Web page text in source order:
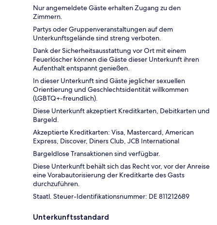
Nur angemeldete Gäste erhalten Zugang zu den
Zimmern.
Partys oder Gruppenveranstaltungen auf dem
Unterkunftsgelände sind streng verboten.
Dank der Sicherheitsausstattung vor Ort mit einem
Feuerlöscher können die Gäste dieser Unterkunft ihren
Aufenthalt entspannt genießen.
In dieser Unterkunft sind Gäste jeglicher sexuellen
Orientierung und Geschlechtsidentität willkommen
(LGBTQ+-freundlich).
Diese Unterkunft akzeptiert Kreditkarten, Debitkarten und
Bargeld.
Akzeptierte Kreditkarten: Visa, Mastercard, American
Express, Discover, Diners Club, JCB International
Bargeldlose Transaktionen sind verfügbar.
Diese Unterkunft behält sich das Recht vor, vor der Anreise
eine Vorabautorisierung der Kreditkarte des Gasts
durchzuführen.
Staatl. Steuer-Identifikationsnummer: DE 811212689
Unterkunftsstandard